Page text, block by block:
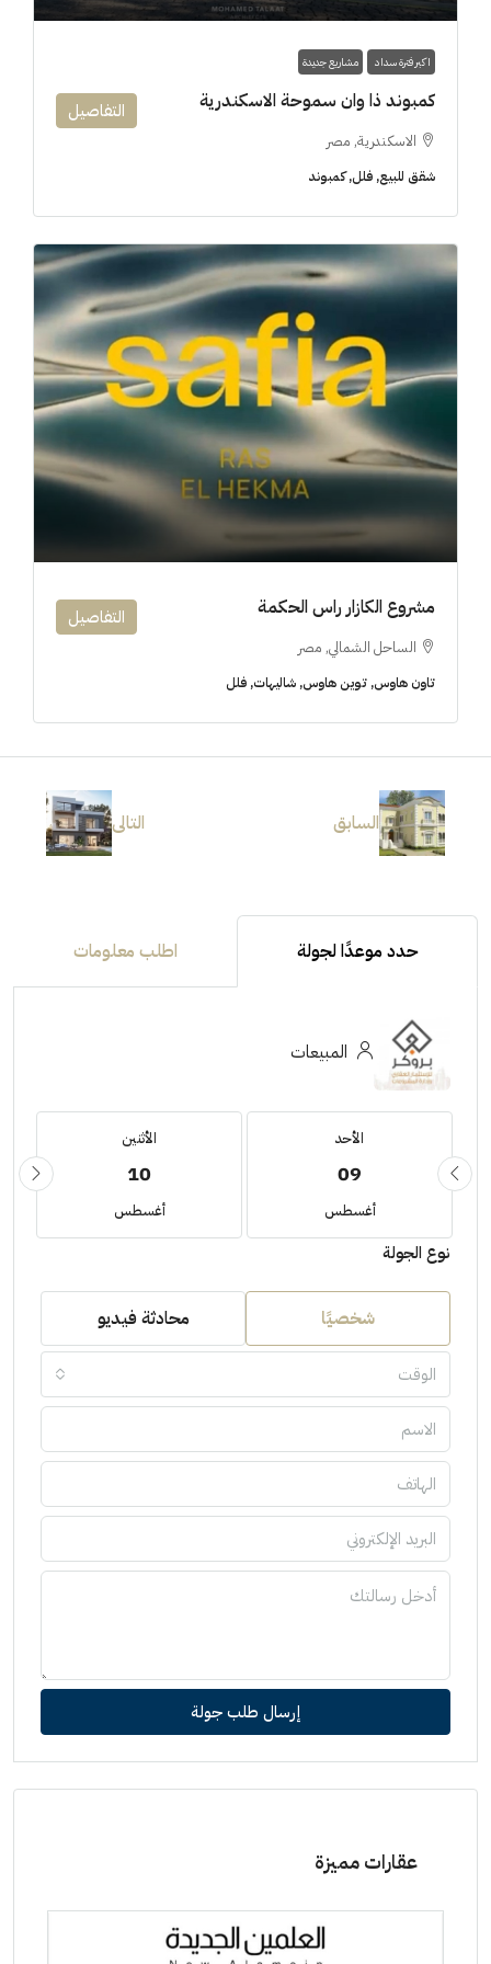
اكبر فترة سداد مشاريع جديدة
كمبوند ذا وان سموحة الاسكندرية
الاسكندرية, مصر
شقق للبيع, فلل, كمبوند
التفاصيل
مشروع الكازار راس الحكمة
الساحل الشمالي, مصر
تاون هاوس, توين هاوس, شاليهات, فلل
التفاصيل
السابق التالى
حدد موعدًا لجولة اطلب معلومات
المبيعات
الأحد
09
أغسطس
الأثنين
10
أغسطس
نوع الجولة
شخصيًا محادثة فيديو
الوقت
إرسال طلب جولة
عقارات مميزة